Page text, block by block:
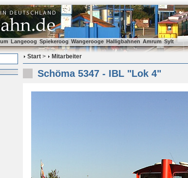
Langeoog Spiekeroog Wangerooge Halligbahnen Amrum Sylt
Start > Mitarbeiter
Schöma 5347 - IBL "Lok 4"